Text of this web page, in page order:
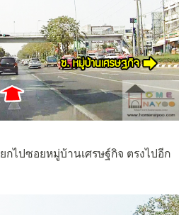
กไปซอยหมู่บ้านเศรษฐ์กิจ ตรงไปอีก